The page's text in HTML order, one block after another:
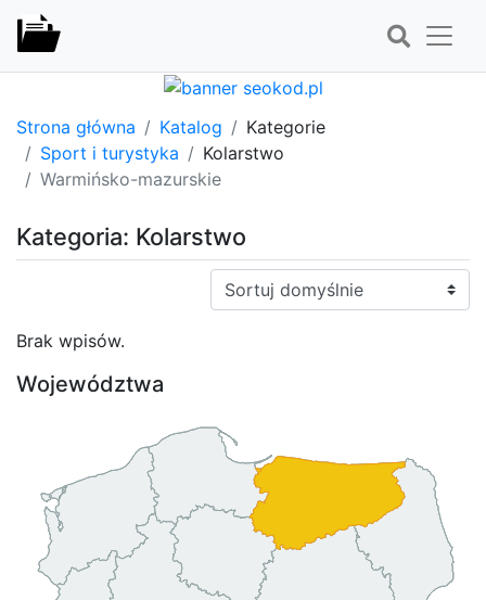
Strona główna Katalog
Kategorie
Sport i turystyka
Kolarstwo
Warmińsko-mazurskie
Kategoria: Kolarstwo
Sortuj:
Brak wpisów.
Województwa